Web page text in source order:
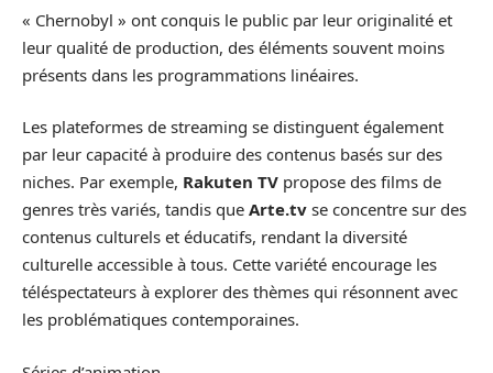
« Chernobyl » ont conquis le public par leur originalité et
leur qualité de production, des éléments souvent moins
présents dans les programmations linéaires.
Les plateformes de streaming se distinguent également
par leur capacité à produire des contenus basés sur des
niches. Par exemple, Rakuten TV propose des films de
genres très variés, tandis que Arte.tv se concentre sur des
contenus culturels et éducatifs, rendant la diversité
culturelle accessible à tous. Cette variété encourage les
téléspectateurs à explorer des thèmes qui résonnent avec
les problématiques contemporaines.